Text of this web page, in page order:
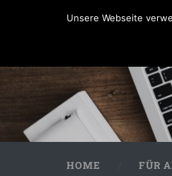
HOME FÜR
Unsere Webseite